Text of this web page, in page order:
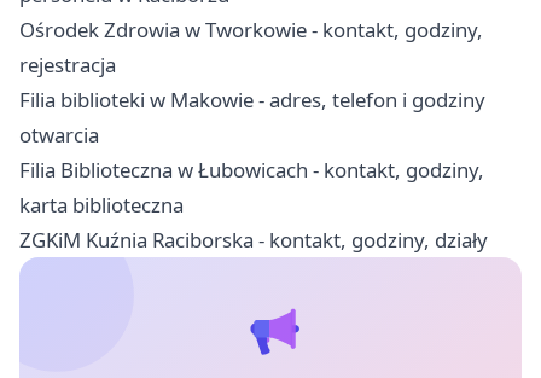
Ośrodek Zdrowia w Tworkowie - kontakt, godziny,
rejestracja
Filia biblioteki w Makowie - adres, telefon i godziny
otwarcia
Filia Biblioteczna w Łubowicach - kontakt, godziny,
karta biblioteczna
ZGKiM Kuźnia Raciborska - kontakt, godziny, działy